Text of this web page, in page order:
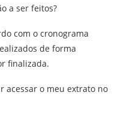
a ser feitos?
com o cronograma
de forma
finalizada.
acessar o meu extrato no